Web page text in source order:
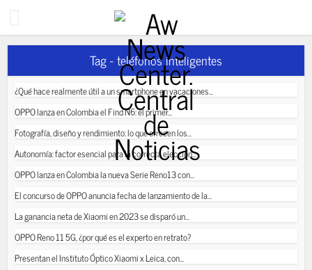
Tag - teléfonos inteligentes
¿Qué hace realmente útil a un smartphone en vacaciones...
OPPO lanza en Colombia el Find N6: el primer...
Fotografía, diseño y rendimiento: lo que ofrecen los...
Autonomía: factor esencial para la correcta elección...
OPPO lanza en Colombia la nueva Serie Reno13 con...
El concurso de OPPO anuncia fecha de lanzamiento de la...
La ganancia neta de Xiaomi en 2023 se disparó un...
OPPO Reno 11 5G, ¿por qué es el experto en retrato?
Presentan el Instituto Óptico Xiaomi x Leica, con...